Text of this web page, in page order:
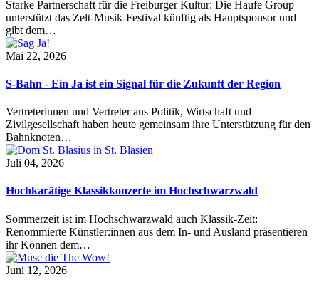
Starke Partnerschaft für die Freiburger Kultur: Die Haufe Group
unterstützt das Zelt-Musik-Festival künftig als Hauptsponsor und
gibt dem…
Mai 22, 2026
S-Bahn - Ein Ja ist ein Signal für die Zukunft der Region
Vertreterinnen und Vertreter aus Politik, Wirtschaft und
Zivilgesellschaft haben heute gemeinsam ihre Unterstützung für den
Bahnknoten…
Juli 04, 2026
Hochkarätige Klassikkonzerte im Hochschwarzwald
Sommerzeit ist im Hochschwarzwald auch Klassik-Zeit:
Renommierte Künstler:innen aus dem In- und Ausland präsentieren
ihr Können dem…
Juni 12, 2026